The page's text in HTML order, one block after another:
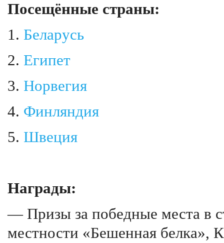
Посещённые страны:
1. Беларусь
2. Египет
3. Норвегия
4. Финляндия
5. Швеция
Награды:
— Призы за победные места в
местности «Бешенная белка»,